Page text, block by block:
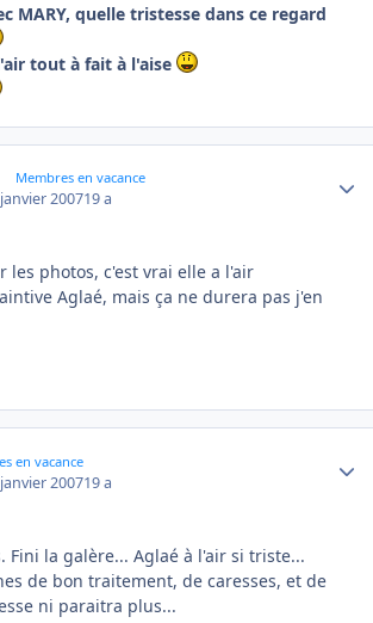
MARY, quelle tristesse dans ce regard
tout à fait à l'aise
Membres en vacance
200719 a
les photos, c'est vrai elle a l'air
Aglaé, mais ça ne durera pas j'en
en vacance
200719 a
Fini la galère... Aglaé à l'air si triste...
de bon traitement, de caresses, et de
ni paraitra plus...